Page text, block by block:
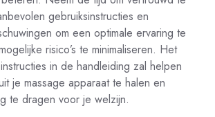
gebruiksinstructies en
om een optimale ervaring te
risico’s te minimaliseren. Het
in de handleiding zal helpen
je massage apparaat te halen en
te dragen voor je welzijn.